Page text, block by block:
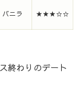
バニラ ★★★☆☆
終わりのデート